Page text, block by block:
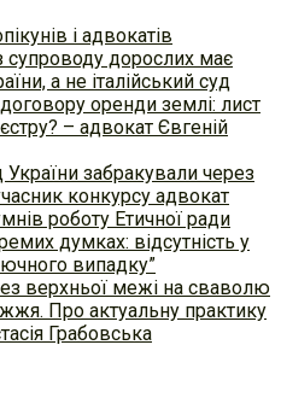
і адвокатів
супроводу дорослих має
а не італійський суд
оренди землі: лист
– адвокат Євгеній
забракували через
конкурсу адвокат
роботу Етичної ради
думках: відсутність у
випадку”
верхньої межі на сваволю
Про актуальну практику
Грабовська